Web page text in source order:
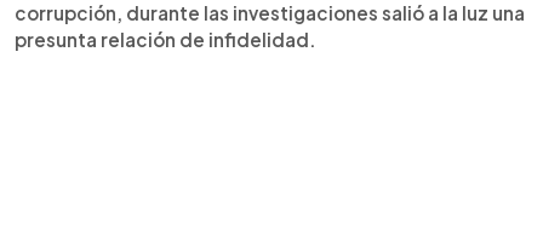
corrupción, durante las investigaciones salió a la luz una
presunta relación de infidelidad.